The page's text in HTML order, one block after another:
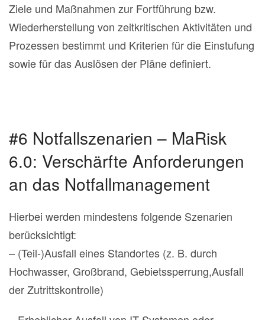
Ziele und Maßnahmen zur Fortführung bzw.
Wiederherstellung von zeitkritischen Aktivitäten und
Prozessen bestimmt und Kriterien für die Einstufung
sowie für das Auslösen der Pläne definiert.
#6 Notfallszenarien – MaRisk
6.0: Verschärfte Anforderungen
an das Notfallmanagement
Hierbei werden mindestens folgende Szenarien
berücksichtigt:
– (Teil-)Ausfall eines Standortes (z. B. durch
Hochwasser, Großbrand, Gebietssperrung,Ausfall
der Zutrittskontrolle)